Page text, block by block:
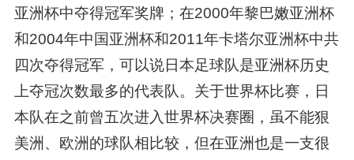
亚洲杯中夺得冠军奖牌；在2000年黎巴嫩亚洲杯
和2004年中国亚洲杯和2011年卡塔尔亚洲杯中共
四次夺得冠军，可以说日本足球队是亚洲杯历史
上夺冠次数最多的代表队。关于世界杯比赛，日
本队在之前曾五次进入世界杯决赛圈，虽不能狠
美洲、欧洲的球队相比较，但在亚洲也是一支很